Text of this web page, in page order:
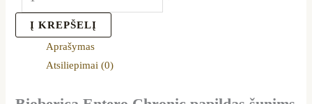
Į KREPŠELĮ
Aprašymas
Atsiliepimai (0)